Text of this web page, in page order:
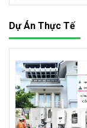
Dự Án Thực Tế